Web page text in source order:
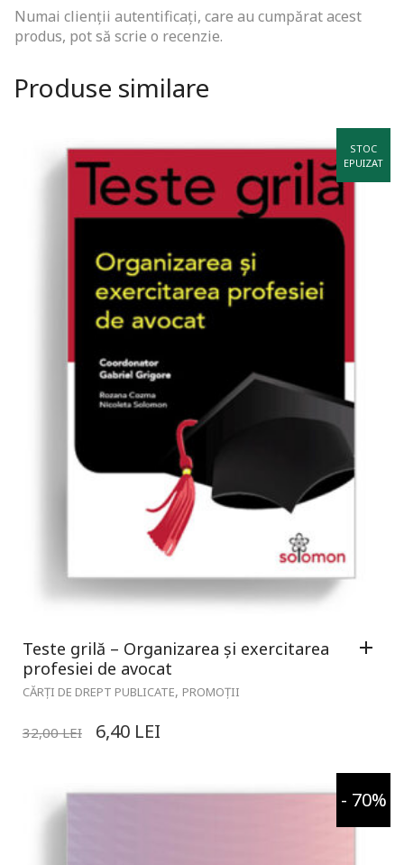
Numai clienții autentificați, care au cumpărat acest
produs, pot să scrie o recenzie.
Produse similare
STOC
EPUIZAT
Teste grilă – Organizarea și exercitarea
profesiei de avocat
CĂRȚI DE DREPT PUBLICATE, PROMOȚII
32,00LEI 6,40 LEI
- 70%